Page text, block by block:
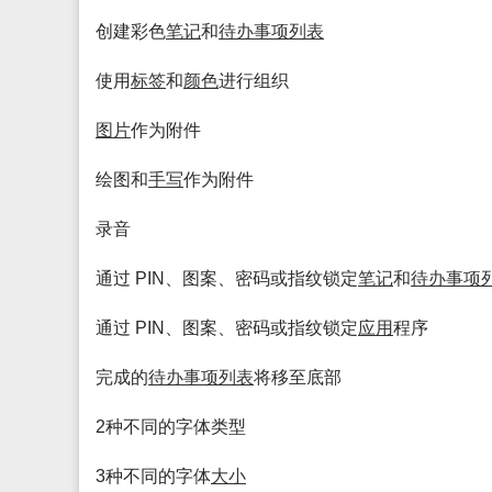
创建彩色笔记和待办事项列表
使用标签和颜色进行组织
图片作为附件
绘图和手写作为附件
录音
通过 PIN、图案、密码或指纹锁定笔记和待办事项
通过 PIN、图案、密码或指纹锁定应用程序
完成的待办事项列表将移至底部
2种不同的字体类型
3种不同的字体大小